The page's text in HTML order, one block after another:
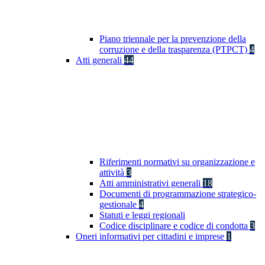
Piano triennale per la prevenzione della
corruzione e della trasparenza (PTPCT) 4
Atti generali 44
Riferimenti normativi su organizzazione e
attività 3
Atti amministrativi generali 18
Documenti di programmazione strategico-
gestionale 4
Statuti e leggi regionali
Codice disciplinare e codice di condotta 3
Oneri informativi per cittadini e imprese 1